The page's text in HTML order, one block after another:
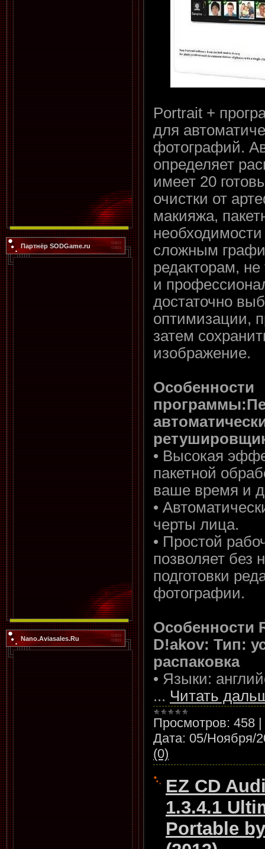
Партнёр SODGame.ru
Nano.Aviasales.Ru
Portrait +
для
фотографий.
определяет
имеет 20
очистки от
макияжа,
необходимости
сложным
редакторам, не
и
достаточно
оптимизации,
затем
изображение.
Особенности
• Высокая
пакетной
ваше время и
•
черты лица.
• Простой
позволяет без
подготовки
фотографии.
Особенности
D!akov: Тип:
распаковка
• Языки:
... Читать
Просмотров: 458 |
Дата: 05/Ноября/
(0)
EZ CD
1.3.4.1
Portable